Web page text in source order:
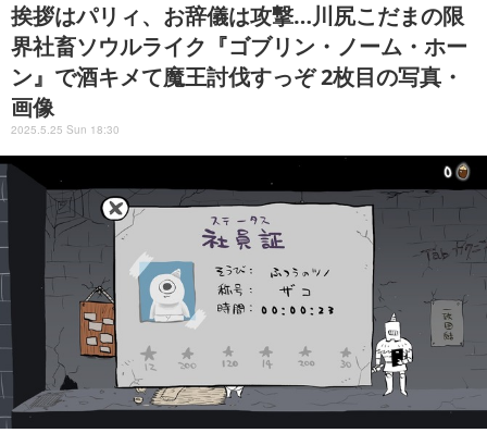
挨拶はパリィ、お辞儀は攻撃…川尻こだまの限
界社畜ソウルライク『ゴブリン・ノーム・ホー
ン』で酒キメて魔王討伐すっぞ 2枚目の写真・
画像
2025.5.25 Sun 18:30